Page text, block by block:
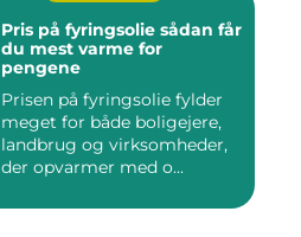
Pris på fyringsolie sådan får
du mest varme for
pengene
Prisen på fyringsolie fylder
meget for både boligejere,
landbrug og virksomheder,
der opvarmer med o...